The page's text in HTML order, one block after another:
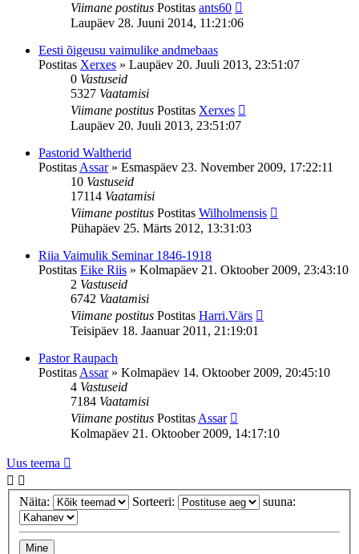
Viimane postitus Postitas ants60
Laupäev 28. Juuni 2014, 11:21:06
Eesti õigeusu vaimulike andmebaas
Postitas Xerxes » Laupäev 20. Juuli 2013, 23:51:07
0 Vastuseid
5327 Vaatamisi
Viimane postitus Postitas Xerxes
Laupäev 20. Juuli 2013, 23:51:07
Pastorid Waltherid
Postitas Assar» Esmaspäev 23. November 2009, 17:22:11
10 Vastuseid
17114 Vaatamisi
Viimane postitus Postitas Wilholmensis
Pühapäev 25. Märts 2012, 13:31:03
Riia Vaimulik Seminar 1846-1918
Postitas Eike Riis » Kolmapäev 21. Oktoober 2009, 23:43:10
2 Vastuseid
6742 Vaatamisi
Viimane postitus Postitas Harri.Värs
Teisipäev 18. Jaanuar 2011, 21:19:01
Pastor Raupach
Postitas Assar» Kolmapäev 14. Oktoober 2009, 20:45:10
4 Vastuseid
7184 Vaatamisi
Viimane postitus Postitas Assar
Kolmapäev 21. Oktoober 2009, 14:17:10
Uus teema
Näita: Sorteeri: suuna: